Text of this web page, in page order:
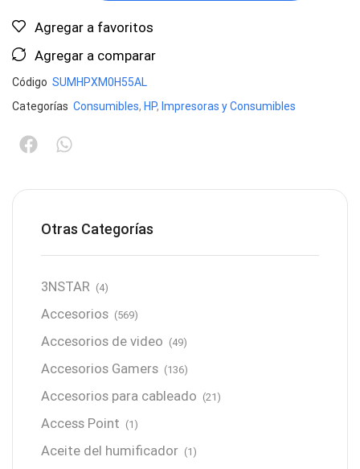
Agregar a favoritos
Agregar a comparar
Código SUMHPXM0H55AL
Categorías Consumibles, HP, Impresoras y Consumibles
Otras Categorías
3NSTAR (4)
Accesorios (569)
Accesorios de video (49)
Accesorios Gamers (136)
Accesorios para cableado (21)
Access Point (1)
Aceite del humificador (1)